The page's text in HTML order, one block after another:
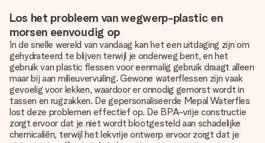
Los het probleem van wegwerp-plastic en
morsen eenvoudig op
In de snelle wereld van vandaag kan het een uitdaging zijn om
gehydrateerd te blijven terwijl je onderweg bent, en het
gebruik van plastic flessen voor eenmalig gebruik draagt alleen
maar bij aan milieuvervuiling. Gewone waterflessen zijn vaak
gevoelig voor lekken, waardoor er onnodig gemorst wordt in
tassen en rugzakken. De gepersonaliseerde Mepal Waterfles
lost deze problemen effectief op. De BPA-vrije constructie
zorgt ervoor dat je niet wordt blootgesteld aan schadelijke
chemicaliën, terwijl het lekvrije ontwerp ervoor zorgt dat je